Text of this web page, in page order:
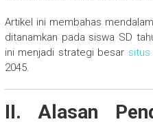
Artikel ini membahas
ditanamkan pada siswa SD
ini menjadi strategi besar
2045.
II. Alasan